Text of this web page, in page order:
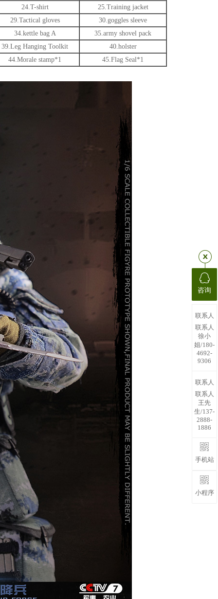
24.T-shirt
25.Training jacket
29.Tactical gloves
30.goggles sleeve
34.kettle bag A
35.army shovel pack
39.Leg Hanging Toolkit
40.holster
44.Morale stamp*1
45.Flag Seal*1
咨询
联系人
联系人
徐小
姐/180-
4692-
9306
联系人
联系人
王先
生/137-
2888-
1886
手机站
小程序